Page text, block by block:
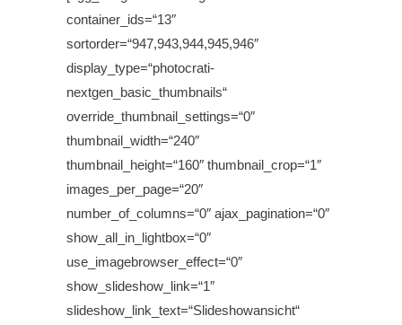
container_ids=“13″
sortorder=“947,943,944,945,946″
display_type=“photocrati-
nextgen_basic_thumbnails“
override_thumbnail_settings=“0″
thumbnail_width=“240″
thumbnail_height=“160″ thumbnail_crop=“1″
images_per_page=“20″
number_of_columns=“0″ ajax_pagination=“0″
show_all_in_lightbox=“0″
use_imagebrowser_effect=“0″
show_slideshow_link=“1″
slideshow_link_text=“Slideshowansicht“